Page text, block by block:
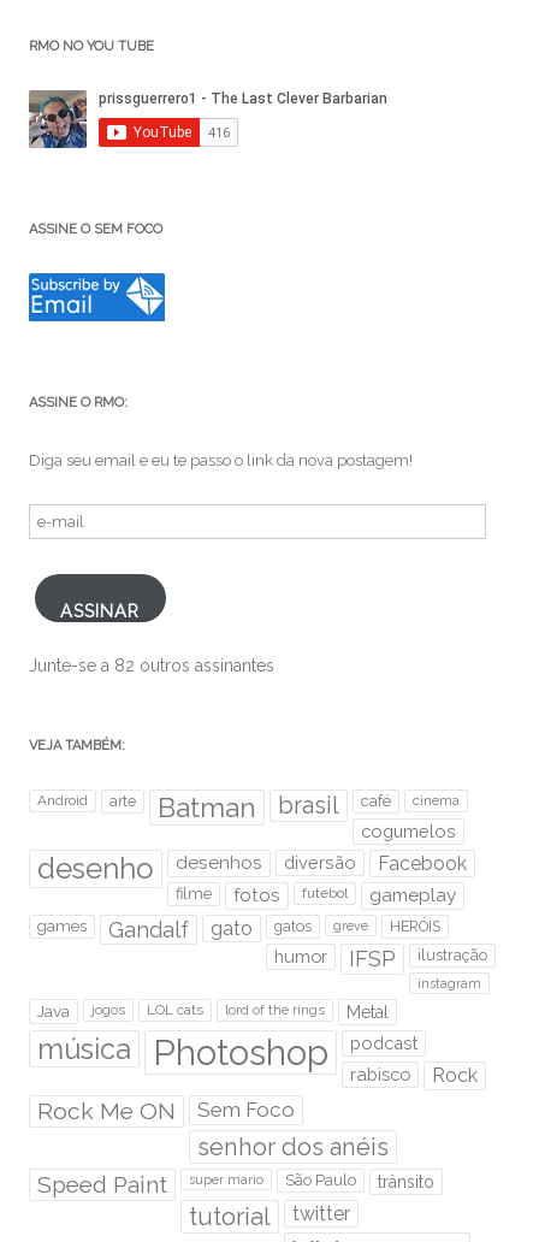
RMO NO YOU TUBE
ASSINE O SEM FOCO
ASSINE O RMO:
Diga seu email e eu te passo o link da nova postagem!
e-
mail
ASSINAR
Junte-se a 82 outros assinantes
VEJA TAMBÉM:
Android arte Batman brasil café cinema
cogumelos
desenho desenhos diversão Facebook
filme fotos futebol gameplay
games Gandalf gato gatos greve HERÓIS
humor IFSP ilustração
instagram
Java jogos LOL cats lord of the rings Metal
música Photoshop
podcast
rabisco
Rock
Rock Me ON Sem Foco
senhor dos anéis
Speed Paint super mario São Paulo trânsito
tutorial twitter